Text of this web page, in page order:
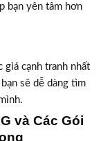
bạn yên tâm hơn
giá cạnh tranh nhất
sẽ dễ dàng tìm
và Các Gói